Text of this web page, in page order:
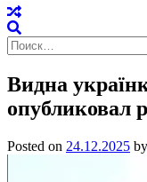
Найти:
Видна
опубликовал
Posted on 24.12.2025 by